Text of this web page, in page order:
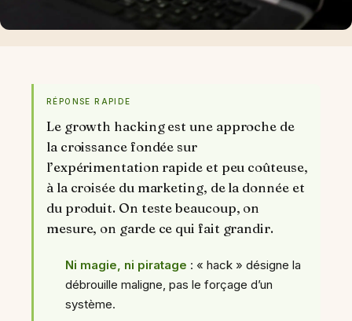
RÉPONSE RAPIDE
Le growth hacking est une approche de
la croissance fondée sur
l’expérimentation rapide et peu coûteuse,
à la croisée du marketing, de la donnée et
du produit. On teste beaucoup, on
mesure, on garde ce qui fait grandir.
Ni magie, ni piratage : « hack » désigne la
débrouille maligne, pas le forçage d’un
système.